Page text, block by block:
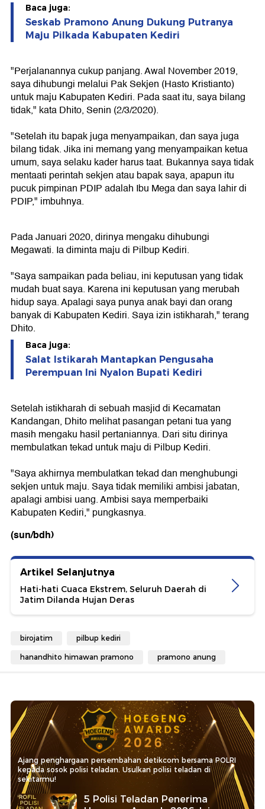
Baca juga:
Seskab Pramono Anung Dukung Putranya
Maju Pilkada Kabupaten Kediri
"Perjalanannya cukup panjang. Awal November 2019,
saya dihubungi melalui Pak Sekjen (Hasto Kristianto)
untuk maju Kabupaten Kediri. Pada saat itu, saya bilang
tidak," kata Dhito, Senin (2/3/2020).
"Setelah itu bapak juga menyampaikan, dan saya juga
bilang tidak. Jika ini memang yang menyampaikan ketua
umum, saya selaku kader harus taat. Bukannya saya tidak
mentaati perintah sekjen atau bapak saya, apapun itu
pucuk pimpinan PDIP adalah Ibu Mega dan saya lahir di
PDIP," imbuhnya.
Pada Januari 2020, dirinya mengaku dihubungi
Megawati. Ia diminta maju di Pilbup Kediri.
"Saya sampaikan pada beliau, ini keputusan yang tidak
mudah buat saya. Karena ini keputusan yang merubah
hidup saya. Apalagi saya punya anak bayi dan orang
banyak di Kabupaten Kediri. Saya izin istikharah," terang
Dhito.
Baca juga:
Salat Istikarah Mantapkan Pengusaha
Perempuan Ini Nyalon Bupati Kediri
Setelah istikharah di sebuah masjid di Kecamatan
Kandangan, Dhito melihat pasangan petani tua yang
masih mengaku hasil pertaniannya. Dari situ dirinya
membulatkan tekad untuk maju di Pilbup Kediri.
"Saya akhirnya membulatkan tekad dan menghubungi
sekjen untuk maju. Saya tidak memiliki ambisi jabatan,
apalagi ambisi uang. Ambisi saya memperbaiki
Kabupaten Kediri," pungkasnya.
(sun/bdh)
Artikel Selanjutnya
Hati-hati Cuaca Ekstrem, Seluruh Daerah di
Jatim Dilanda Hujan Deras
birojatim pilbup kediri
hanandhito himawan pramono pramono anung
Ajang penghargaan persembahan detikcom bersama POLRI
kepada sosok polisi teladan. Usulkan polisi teladan di
sekitarmu!
5 Polisi Teladan Penerima